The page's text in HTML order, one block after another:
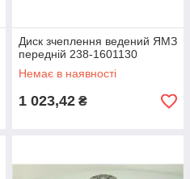
Диск зчеплення ведений ЯМЗ
передній 238-1601130
Немає в наявності
1 023,42 ₴